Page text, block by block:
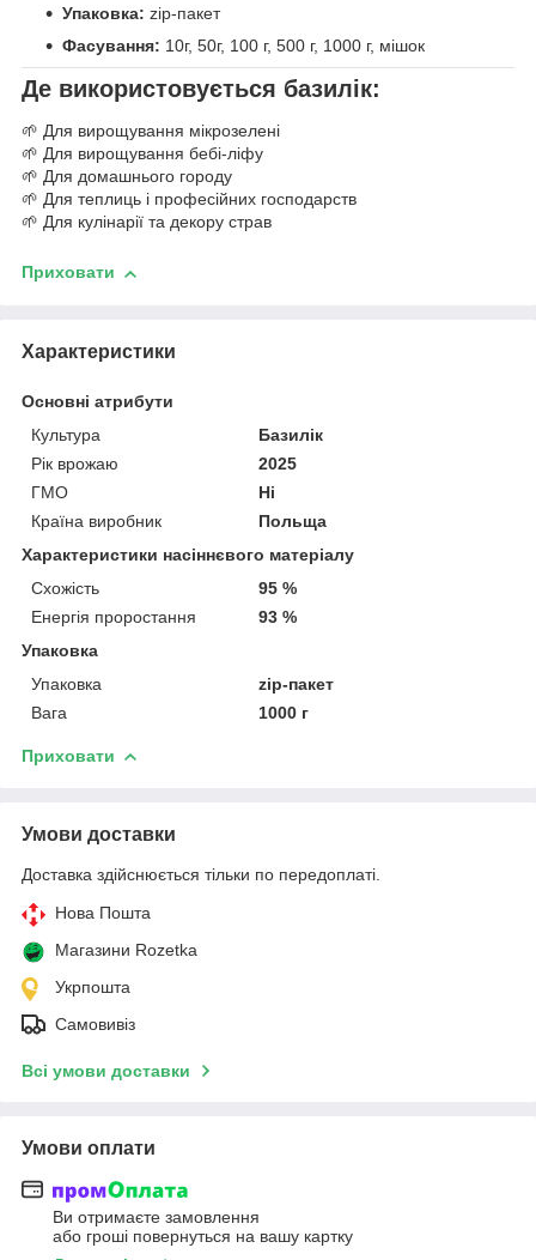
Упаковка: zip-пакет
Фасування: 10г, 50г, 100 г, 500 г, 1000 г, мішок
Де використовується базилік:
🌱 Для вирощування мікрозелені
🌱 Для вирощування бебі-ліфу
🌱 Для домашнього городу
🌱 Для теплиць і професійних господарств
🌱 Для кулінарії та декору страв
Приховати
Характеристики
Основні атрибути
Культура
Базилік
Рік врожаю
2025
ГМО
Ні
Країна виробник
Польща
Характеристики насіннєвого матеріалу
Схожість
95 %
Енергія проростання
93 %
Упаковка
Упаковка
zip-пакет
Вага
1000 г
Приховати
Умови доставки
Доставка здійснюється тільки по передоплаті.
Нова Пошта
Магазини Rozetka
Укрпошта
Самовивіз
Всі умови доставки
Умови оплати
Ви отримаєте замовлення
або гроші повернуться на вашу картку